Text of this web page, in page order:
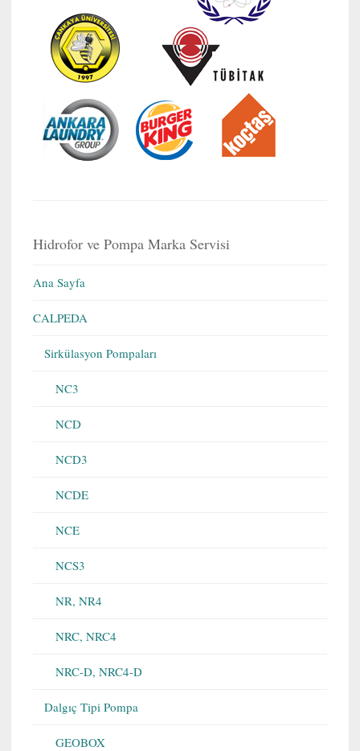
Hidrofor ve Pompa Marka Servisi
Ana Sayfa
CALPEDA
Sirkülasyon Pompaları
NC3
NCD
NCD3
NCDE
NCE
NCS3
NR, NR4
NRC, NRC4
NRC-D, NRC4-D
Dalgıç Tipi Pompa
GEOBOX